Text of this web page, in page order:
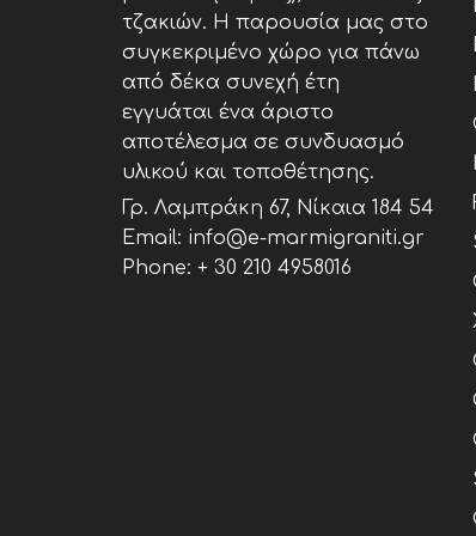
τζακιών. Η παρουσία μας στο
συγκεκριμένο χώρο για πάνω
από δέκα συνεχή έτη
εγγυάται ένα άριστο
αποτέλεσμα σε συνδυασμό
υλικού και τοποθέτησης.
Γρ. Λαμπράκη 67, Νίκαια 184 54
Email: info@e-marmigraniti.gr
Phone: + 30 210 4958016